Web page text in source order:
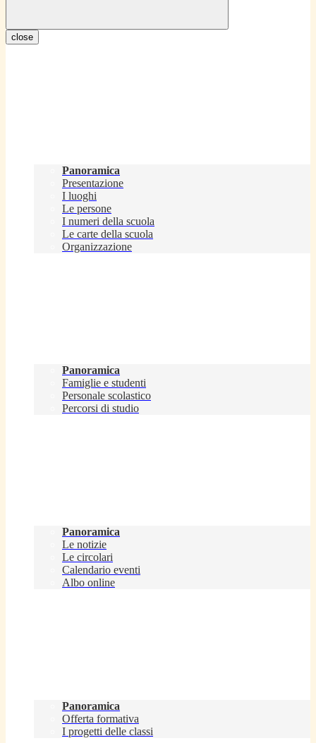
close
Panoramica
Presentazione
I luoghi
Le persone
I numeri della scuola
Le carte della scuola
Organizzazione
Panoramica
Famiglie e studenti
Personale scolastico
Percorsi di studio
Panoramica
Le notizie
Le circolari
Calendario eventi
Albo online
Panoramica
Offerta formativa
I progetti delle classi